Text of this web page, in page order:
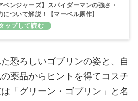
ベンジャーズ】スパイダーマンの強さ・
について解説！【マーベル原作】
恐ろしいゴブリンの姿と、自
薬品からヒントを得てコスチ
「グリーン・ゴブリン」と名